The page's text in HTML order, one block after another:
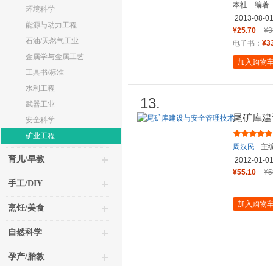
环境科学
能源与动力工程
石油/天然气工业
金属学与金属工艺
工具书/标准
水利工程
武器工业
安全科学
矿业工程
育儿/早教
手工/DIY
烹饪/美食
自然科学
孕产/胎教
本社 编著
2013-08-01
¥25.70
电子书：
加入购物
13.
尾矿库
周汉民
主
2012-01-01
¥55.10
加入购物